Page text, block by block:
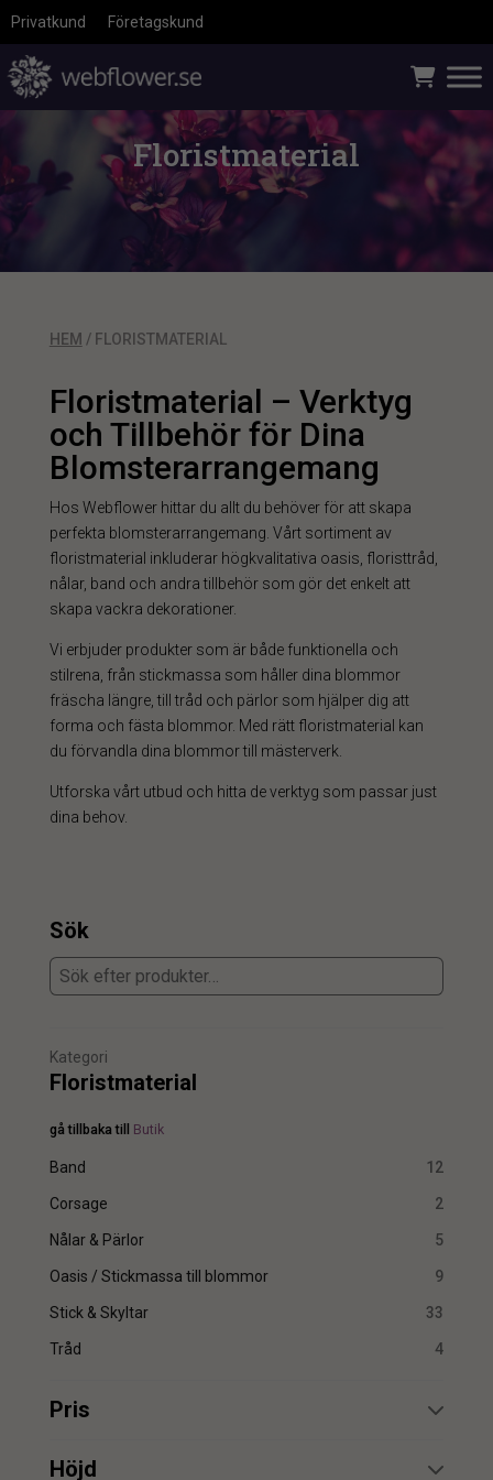
Privatkund Företagskund
Floristmaterial
HEM / FLORISTMATERIAL
Floristmaterial – Verktyg
och Tillbehör för Dina
Blomsterarrangemang
Hos Webflower hittar du allt du behöver för att skapa
perfekta blomsterarrangemang. Vårt sortiment av
floristmaterial inkluderar högkvalitativa oasis, floristtråd,
nålar, band och andra tillbehör som gör det enkelt att
skapa vackra dekorationer.
Vi erbjuder produkter som är både funktionella och
stilrena, från stickmassa som håller dina blommor
fräscha längre, till tråd och pärlor som hjälper dig att
forma och fästa blommor. Med rätt floristmaterial kan
du förvandla dina blommor till mästerverk.
Utforska vårt utbud och hitta de verktyg som passar just
dina behov.
Sök
Kategori
Floristmaterial
gå tillbaka till Butik
Band 12
Corsage 2
Nålar & Pärlor 5
Oasis / Stickmassa till blommor 9
Stick & Skyltar 33
Tråd 4
Pris
min.
Höjd